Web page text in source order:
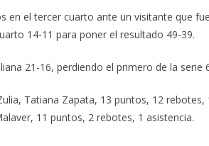
en el tercer cuarto ante un visitante que
14-11 para poner el resultado 49-39.
21-16, perdiendo el primero de la serie
Tatiana Zapata, 13 puntos, 12 rebotes,
11 puntos, 2 rebotes, 1 asistencia.